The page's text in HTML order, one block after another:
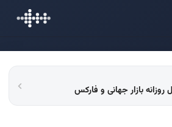
روزانه بازار جهانی و فارکس